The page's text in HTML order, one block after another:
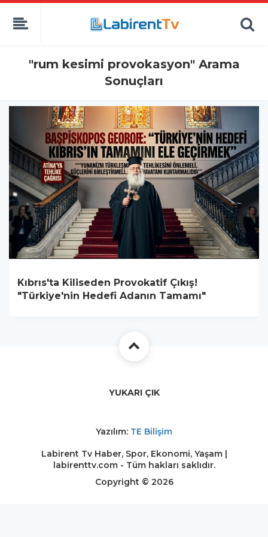
"rum kesimi provokasyon" Arama
Sonuçları
Kıbrıs'ta Kiliseden Provokatif Çıkış!
"Türkiye'nin Hedefi Adanın Tamamı"
YUKARI ÇIK
Yazılım: TE Bilişim
Labirent Tv Haber, Spor, Ekonomi, Yaşam |
labirenttv.com - Tüm hakları saklıdır.
Copyright © 2026